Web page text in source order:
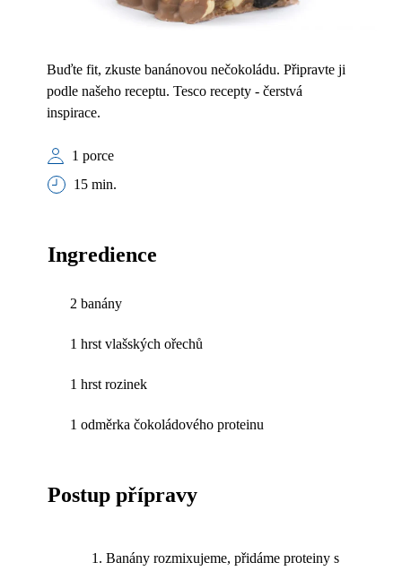
Buďte fit, zkuste banánovou nečokoládu. Připravte ji
podle našeho receptu. Tesco recepty - čerstvá
inspirace.
1 porce
15 min.
Ingredience
2 banány
1 hrst vlašských ořechů
1 hrst rozinek
1 odměrka čokoládového proteinu
Postup přípravy
Banány rozmixujeme, přidáme proteiny s